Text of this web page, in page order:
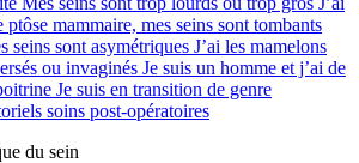
ptôse mammaire, mes seins sont tombants
seins sont asymétriques J’ai les mamelons
ou invaginés Je suis un homme et j’ai de
Je suis en transition de genre
soins post-opératoires
du sein